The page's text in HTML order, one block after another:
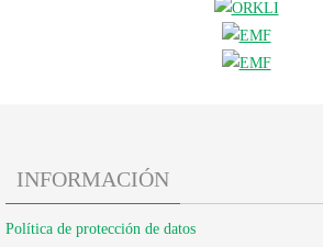
INFORMACIÓN
Política de protección de datos